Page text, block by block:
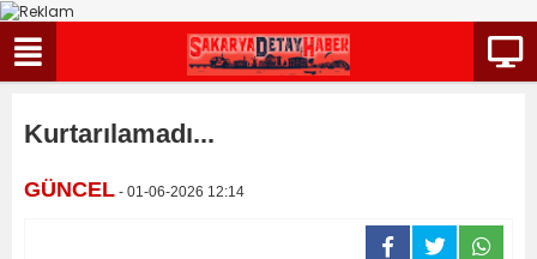
Kurtarılamadı...
GÜNCEL - 01-06-2026 12:14